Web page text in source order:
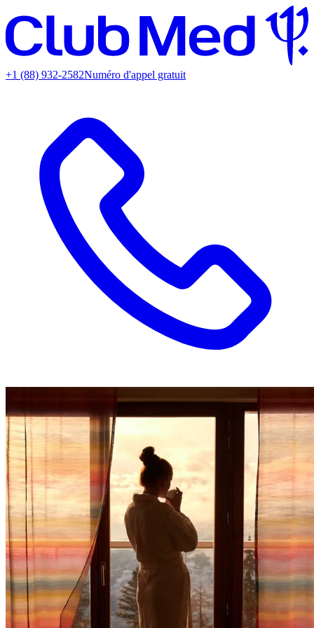
+1 (88) 932-2582Numéro d'appel gratuit